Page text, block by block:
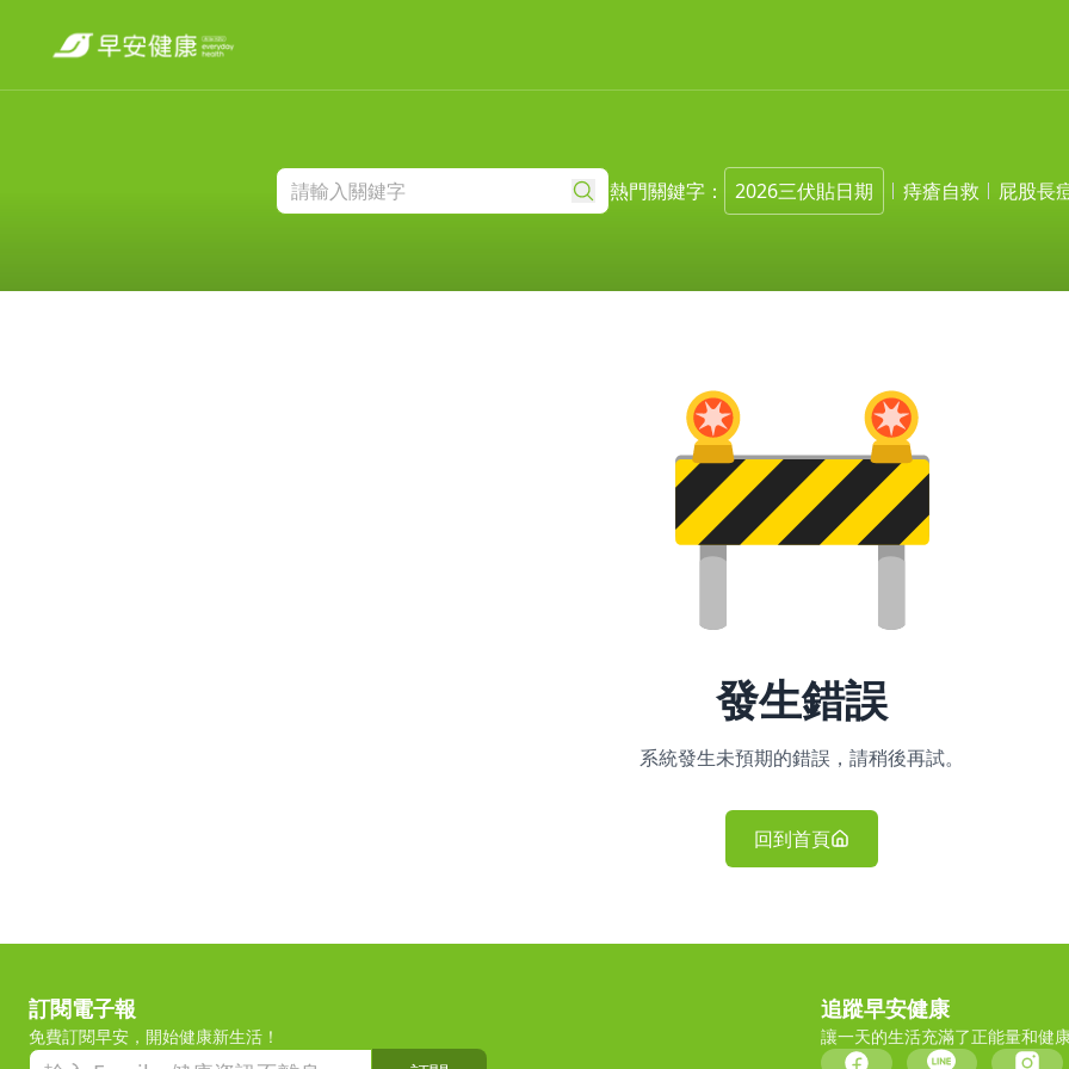
熱門關鍵字： 2026三伏貼日期 痔瘡自救 屁股長
發生錯誤
系統發生未預期的錯誤，請稍後再試。
回到首頁
訂閱電子報
免費訂閱早安，開始健康新生活！
追蹤早安健康
讓一天的生活充滿了正能量和健